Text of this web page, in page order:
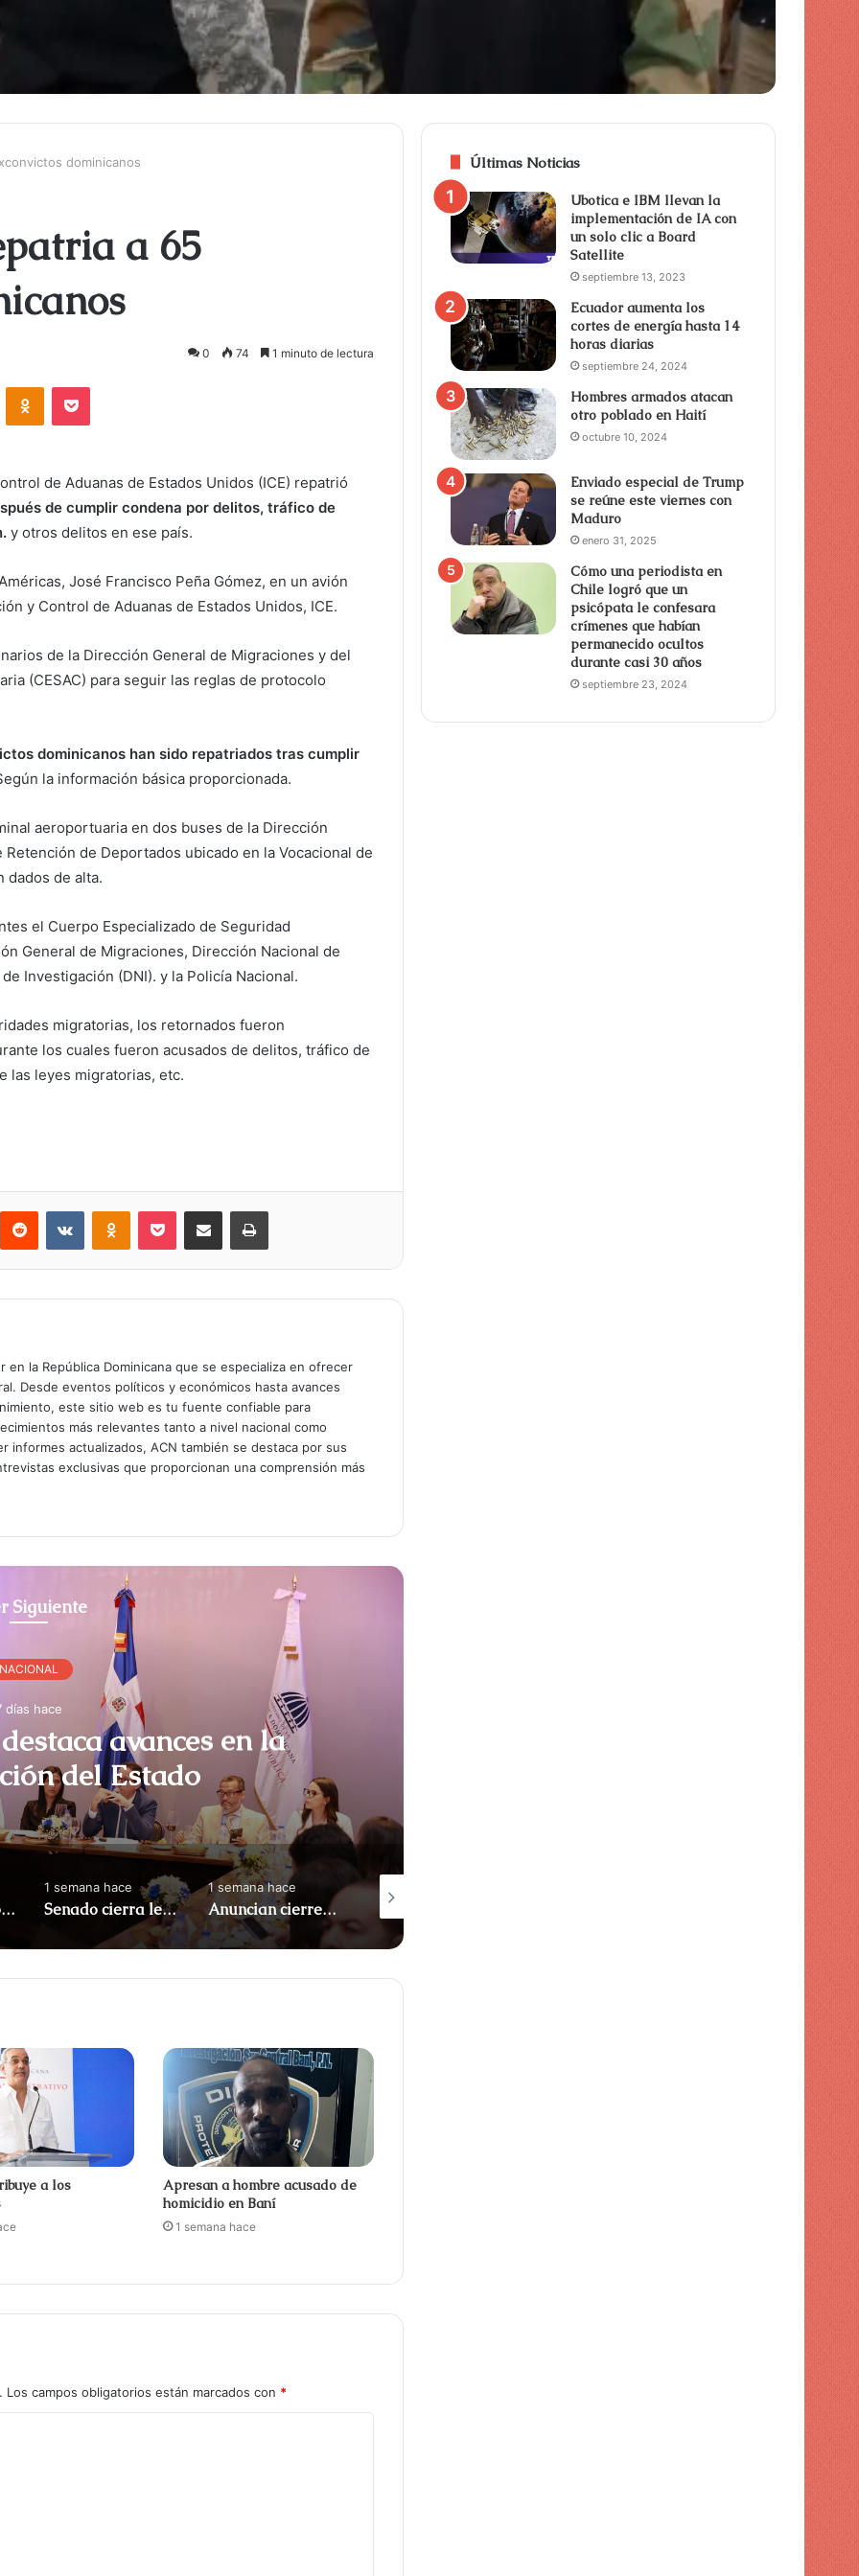
dominicanos
a 65
0 74 1 minuto de lectura
de Aduanas de Estados Unidos (ICE) repatrió
de cumplir condena por delitos, tráfico de
y otros delitos en ese país.
José Francisco Peña Gómez, en un avión
y Control de Aduanas de Estados Unidos, ICE.
de la Dirección General de Migraciones y del
(CESAC) para seguir las reglas de protocolo
dominicanos han sido repatriados tras cumplir
la información básica proporcionada.
aeroportuaria en dos buses de la Dirección
de Deportados ubicado en la Vocacional de
dados de alta.
el Cuerpo Especializado de Seguridad
General de Migraciones, Dirección Nacional de
Investigación (DNI). y la Policía Nacional.
migratorias, los retornados fueron
los cuales fueron acusados ​​de delitos, tráfico de
las leyes migratorias, etc.
en la República Dominicana que se especializa en ofrecer
Desde eventos políticos y económicos hasta avances
este sitio web es tu fuente confiable para
más relevantes tanto a nivel nacional como
informes actualizados, ACN también se destaca por sus
exclusivas que proporcionan una comprensión más
Siguiente
NACIONAL
días hace
avances en la
del Estado
1 semana hace
Apresan a tres por
Apresan a tres por maniobras temerarias en motocicletas
1 semana hace
Senado cierra legislatura con 122 leyes aprobadas
1 semana hace
Anuncian cierres en el Malecón por Juegos Centroamericanos
1 semana hace
a los
Apresan a hombre acusado de
homicidio en Baní
1 semana hace
Los campos obligatorios están marcados con *
Últimas Noticias
Ubotica e IBM llevan la
implementación de IA con
un solo clic a Board
Satellite
septiembre 13, 2023
Ecuador aumenta los
cortes de energía hasta 14
horas diarias
septiembre 24, 2024
Hombres armados atacan
otro poblado en Haití
octubre 10, 2024
Enviado especial de Trump
se reúne este viernes con
Maduro
enero 31, 2025
Cómo una periodista en
Chile logró que un
psicópata le confesara
crímenes que habían
permanecido ocultos
durante casi 30 años
septiembre 23, 2024